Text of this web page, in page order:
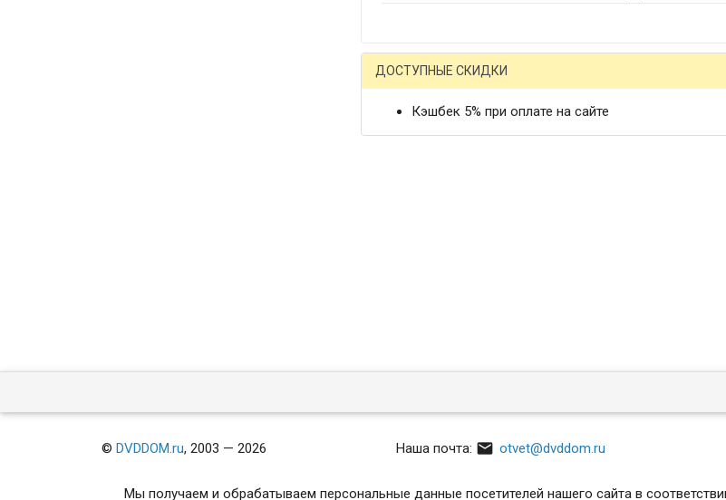
ДОСТУПНЫЕ СКИДКИ
Кэшбек 5% при оплате на сайте
©DVDDOM.ru, 2003 — 2026 Наша почта:  otvet@dvddom.ru
Мы получаем и обрабатываем персональные данные посетителей нашего сайта в